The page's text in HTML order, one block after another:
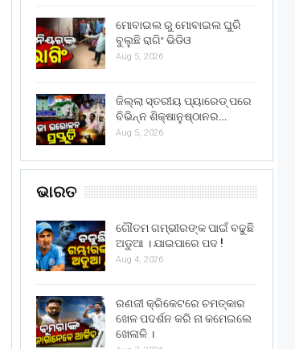
ମୋବାଇଲ ରୁ ମୋବାଇଲ ଘୁରି
ବୁଲୁଛି ରାଗିଂ ଭିଡିଓ
Aug 5, 2026
ଜିଲ୍ଲା ସ୍ତରୀୟ ପ୍ୟାରେଡ୍ ପରେ
ବିଭିନ୍ନ ଶିକ୍ଷାନୁଷ୍ଠାନର…
Aug 5, 2026
ଭାରତ
ଗୌତମ ଗମ୍ଭୀରଙ୍କ ପାଇଁ ବଢୁଛି
ଅଡୁଆ । ଯାଇପାରେ ପଦ !
Aug 4, 2026
ରଣଜୀ କ୍ରିକେଟରେ ଚମତ୍କାର
ଖେଳ ପଦର୍ଶନ କରି ନା କମେଇଲେ
ଖେଳାଳି ।